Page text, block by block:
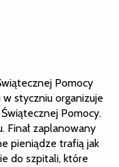
Pomocy
w styczniu organizuje
Pomocy.
Finał zaplanowany
pieniądze trafią jak
do szpitali, które